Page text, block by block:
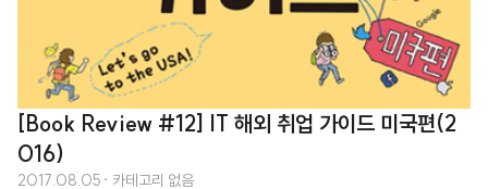
[Book Review #12] IT 해외 취업 가이드 미국편(2
016)
2017.08.05 · 카테고리 없음